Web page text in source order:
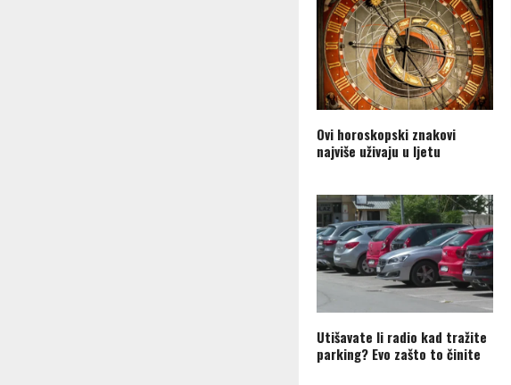
Ovi horoskopski znakovi
najviše uživaju u ljetu
Utišavate li radio kad tražite
parking? Evo zašto to činite